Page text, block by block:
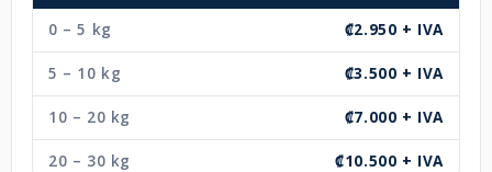
0 – 5 kg ₡2.950 + IVA
5 – 10 kg ₡3.500 + IVA
10 – 20 kg ₡7.000 + IVA
20 – 30 kg ₡10.500 + IVA